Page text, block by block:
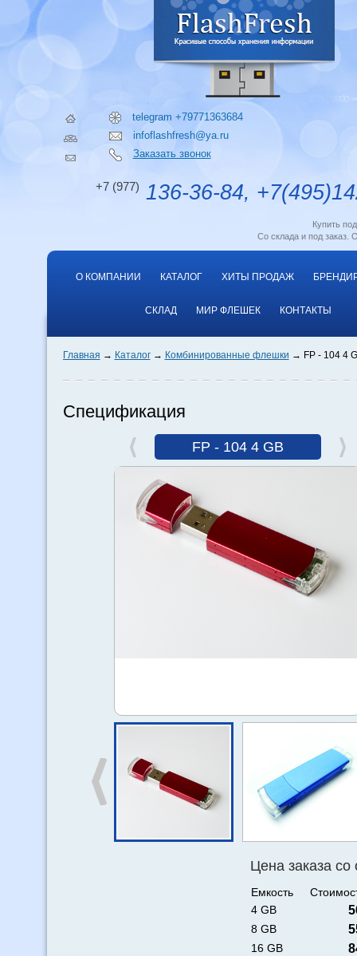
telegram +79771363684
infoflashfresh@ya.ru
Заказать звонок
+7 (977) 136-36-84,
Купить
Со склада и под заказ.
О КОМПАНИИ КАТАЛОГ ХИТЫ ПРОДАЖ
СКЛАД МИР ФЛЕШЕК КОНТАКТЫ
Главная Каталог Комбинированные флешки FP - 104 4
Спецификация
FP - 104 4 GB
Цена заказа со
Емкость
4 GB
8 GB
16 GB